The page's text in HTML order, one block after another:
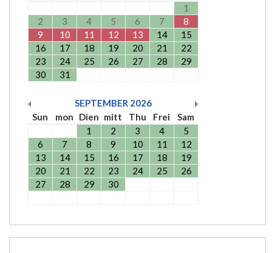
1
2
3 4 5 6 7
8
9
10 11 12 13 14
15
16
17 18 19 20 21
22
23
24 25 26 27 28
29
30
31
SEPTEMBER 2026
Sun
mon Dien mitt Thu Frei
Sam
1
2 3 4
5
6
7 8 9 10 11
12
13
14 15 16 17 18
19
20
21 22 23 24 25
26
27
28 29 30